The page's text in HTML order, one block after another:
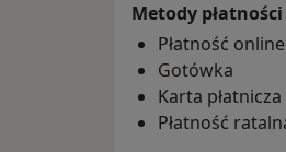
Metody
Płatność
Gotówka
Karta płatnicza
Płatność